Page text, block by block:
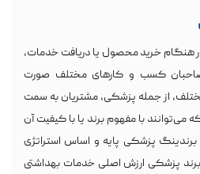
هنگام خرید محصول یا دریافت خدمات،
صاحبان کسب و کارهای مختلف صورت
از جمله پزشکی، مشتریان به سمت
با مفهوم برند یا با کیفیت آن
برندینگ پزشکی پایه و اساس استراتژی
پزشکی ارزش اصلی خدمات بهداشتی